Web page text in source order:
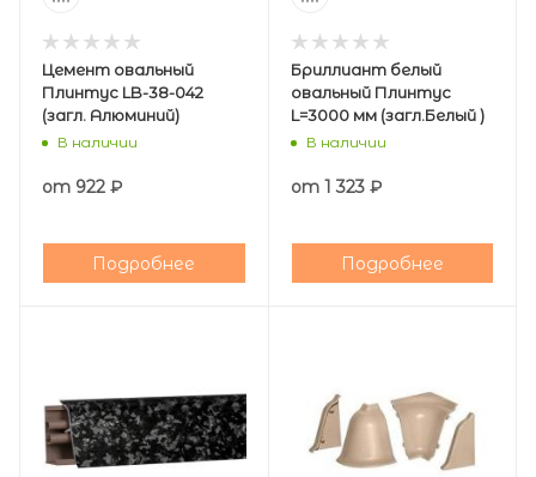
Цемент овальный
Плинтус LB-38-042
(загл. Алюминий)
В наличии
от 922 ₽
Подробнее
Бриллиант белый
овальный Плинтус
L=3000 мм (загл.Белый )
В наличии
от 1 323 ₽
Подробнее